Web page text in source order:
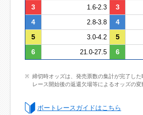
3 1.6-2.3 3
4 2.8-3.8 4
5
3.0-4.2 5
6
21.0-27.5 6
締切時オッズは、発売票数の集計が完了し
レース開始後の返還欠場等によるオッズの変
ボートレースガイドはこちら